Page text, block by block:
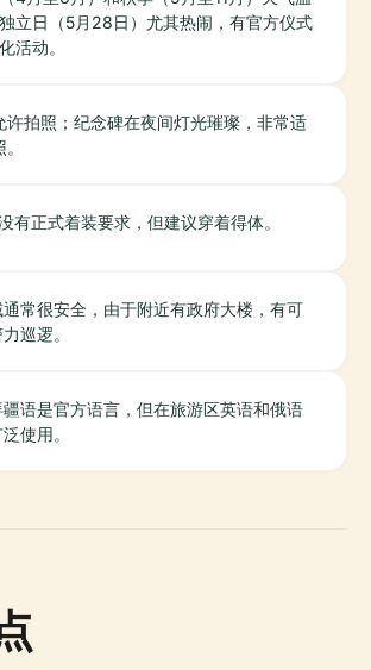
立日（5月28日）尤其热闹，有官方仪式
活动。
许拍照；纪念碑在夜间灯光璀璨，非常适
有正式着装要求，但建议穿着得体。
常很安全，由于附近有政府大楼，有可
巡逻。
语是官方语言，但在旅游区英语和俄语
使用。